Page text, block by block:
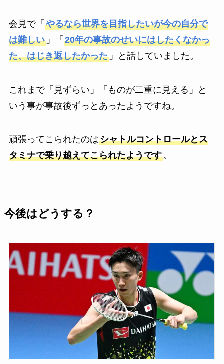
会見で「 やるなら世界を目指したいが今の自分で
は難しい」「 20年の事故のせいにはしたくなかっ
た、はじき返したかった」と話していました。
これまで「見ずらい」「ものが二重に見える」と
いう事が事故後ずっとあったようですね。
頑張ってこられたのはシャトルコントロールとス
タミナで乗り越えてこられたようです。
今後はどうする？